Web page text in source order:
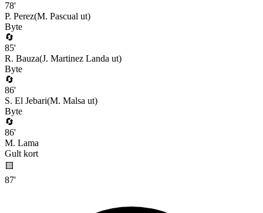
78'
P. Perez(M. Pascual ut)
Byte
🔄
85'
R. Bauza(J. Martinez Landa ut)
Byte
🔄
86'
S. El Jebari(M. Malsa ut)
Byte
🔄
86'
M. Lama
Gult kort
🟨
87'